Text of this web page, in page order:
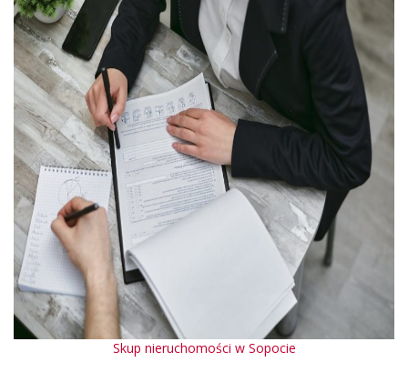
Skup nieruchomości w Sopocie